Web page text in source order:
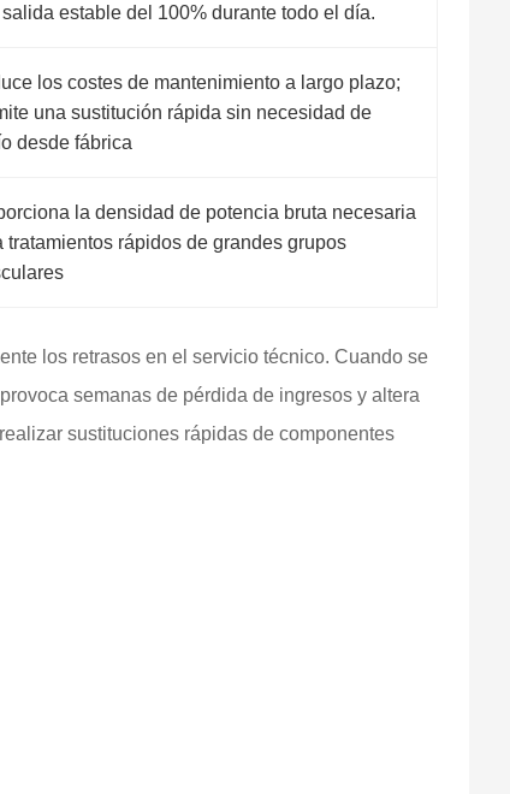
estable del 100% durante todo el día.
los costes de mantenimiento a largo plazo;
una sustitución rápida sin necesidad de
desde fábrica
la densidad de potencia bruta necesaria
tratamientos rápidos de grandes grupos
los retrasos en el servicio técnico. Cuando se
semanas de pérdida de ingresos y altera
sustituciones rápidas de componentes